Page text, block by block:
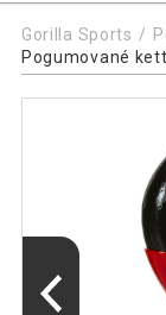
Gorilla Sports
Pogumované